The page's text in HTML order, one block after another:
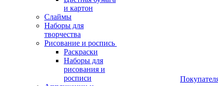
и картон
Слаймы
Наборы для
творчества
Рисование и роспись
Раскраски
Наборы для
рисования и
росписи